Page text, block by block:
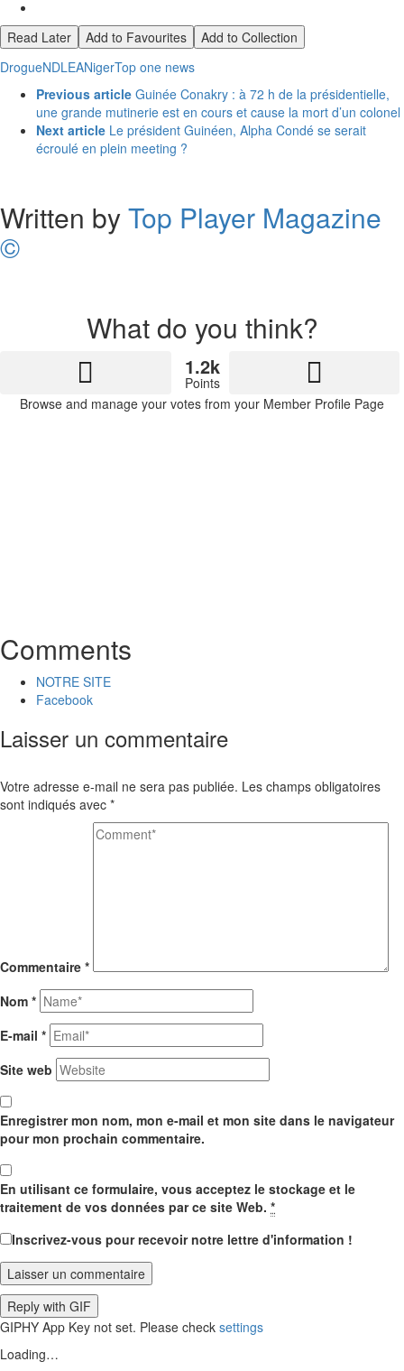
Read Later Add to Favourites
Add to Collection
DrogueNDLEANigerTop one news
See
Previous article Guinée Conakry : à 72 h de la présidentielle,
une grande mutinerie est en cours et cause la mort d’un colonel
Next article Le président Guinéen, Alpha Condé se serait
écroulé en plein meeting ?
Written byTop Player Magazine
©
What do you think?
1.2k
Points
Browse and manage your votes from your Member Profile Page
Comments
NOTRE SITE
Facebook
Laisser un commentaire
Votre adresse e-mail ne sera pas publiée. Les champs obligatoires
sont indiqués avec *
Commentaire *
Nom *
E-mail *
Site web
Enregistrer mon nom, mon e-mail et mon site dans le navigateur
pour mon prochain commentaire.
En utilisant ce formulaire, vous acceptez le stockage et le
traitement de vos données par ce site Web. *
Inscrivez-vous pour recevoir notre lettre d'information !
Laisser un commentaire
Reply with GIF
GIPHY App Key not set. Please check settings
Loading…